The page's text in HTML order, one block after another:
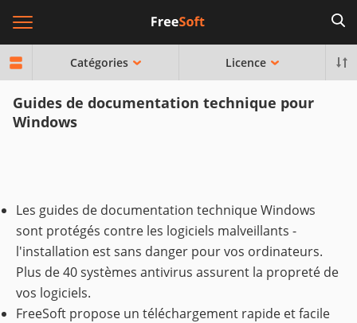
Catégories Licence
Guides de documentation technique pour
Windows
Les guides de documentation technique Windows
sont protégés contre les logiciels malveillants -
l'installation est sans danger pour vos ordinateurs.
Plus de 40 systèmes antivirus assurent la propreté de
vos logiciels.
FreeSoft propose un téléchargement rapide et facile